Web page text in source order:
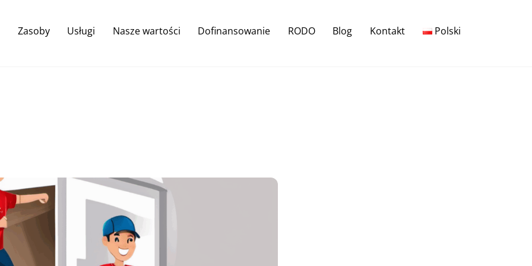
Zasoby Usługi Nasze wartości Dofinansowanie RODO Blog Kontakt Polski